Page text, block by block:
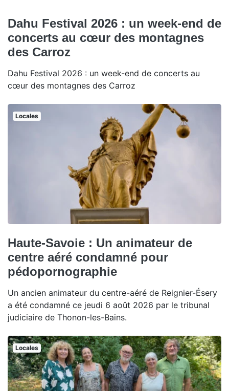
Dahu Festival 2026 : un week-end de
concerts au cœur des montagnes
des Carroz
Dahu Festival 2026 : un week-end de concerts au
cœur des montagnes des Carroz
Locales
Haute-Savoie : Un animateur de
centre aéré condamné pour
pédopornographie
Un ancien animateur du centre-aéré de Reignier-Ésery
a été condamné ce jeudi 6 août 2026 par le tribunal
judiciaire de Thonon-les-Bains.
Locales